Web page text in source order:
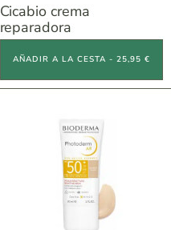
Cicabio crema
reparadora
AÑADIR A LA CESTA - 25,95 €